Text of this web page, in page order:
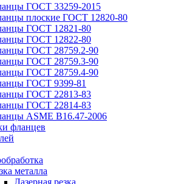
ГОСТ 33259-2015
плоские ГОСТ 12820-80
ГОСТ 12821-80
ГОСТ 12822-80
ГОСТ 28759.2-90
ГОСТ 28759.3-90
ГОСТ 28759.4-90
ГОСТ 9399-81
ГОСТ 22813-83
ГОСТ 22814-83
ASME B16.47-2006
фланцев
металла
Лазерная резка